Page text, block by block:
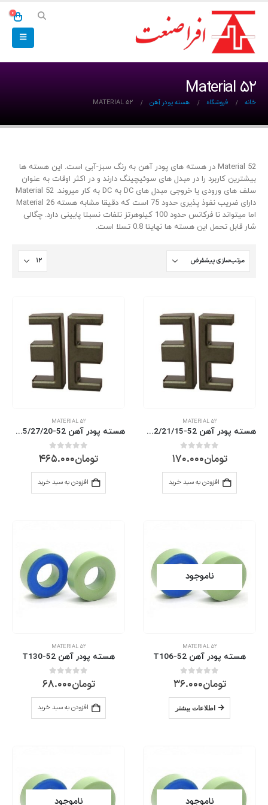
0
Material 52
خانه فروشگاه هسته پودر آهن MATERIAL 52
Material 52 در هسته های پودر آهن به رنگ سبز-آبی است. این هسته ها
بیشترین کاربرد را در مبدل های سوئیچینگ دارند و در اکثر اوقات به عنوان
سلف های ورودی یا خروجی مبدل های DC به DC به کار میروند. Material 52
دارای ضریب نفوذ پذیری حدود 75 است که دقیقا مشابه هسته Material 26
اما میتواند تا فرکانس حدود 100 کیلوهرتز تلفات نسبتا پایینی دارد. چگالی
شار قابل تحمل این هسته ها نهایتا 0.8 تسلا است.
MATERIAL 52
هسته پودر آهن EE 42/21/15-52
از 5
تومان170.000
افزودن به سبد خرید
MATERIAL 52
هسته پودر آهن EE 55/27/20-52
از 5
تومان465.000
افزودن به سبد خرید
ناموجود
MATERIAL 52
هسته پودر آهن T106-52
از 5
تومان36.000
اطلاعات بیشتر
MATERIAL 52
هسته پودر آهن T130-52
از 5
تومان68.000
افزودن به سبد خرید
ناموجود ناموجود